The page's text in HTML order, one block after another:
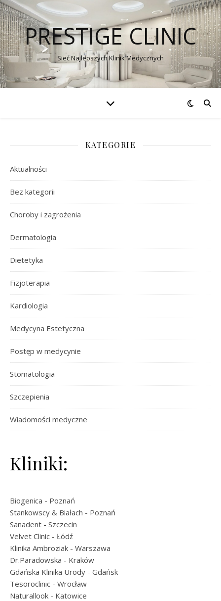
PRESTIGE CLINIC
Sieć Najlepszych Klinik Medycznych
KATEGORIE
Aktualności
Bez kategorii
Choroby i zagrożenia
Dermatologia
Dietetyka
Fizjoterapia
Kardiologia
Medycyna Estetyczna
Postęp w medycynie
Stomatologia
Szczepienia
Wiadomości medyczne
Kliniki:
Biogenica - Poznań
Stankowscy & Białach - Poznań
Sanadent - Szczecin
Velvet Clinic - Łódź
Klinika Ambroziak - Warszawa
Dr.Paradowska - Kraków
Gdańska Klinika Urody - Gdańsk
Tesoroclinic - Wrocław
Naturallook - Katowice